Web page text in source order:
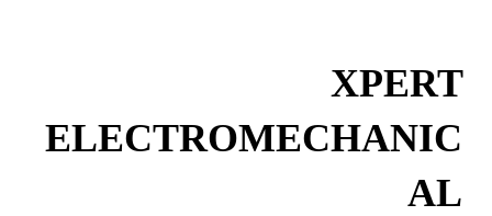
XPERT
ELECTROMECHANIC
AL